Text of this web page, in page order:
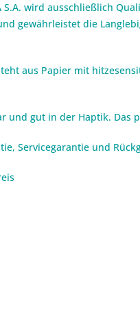
wird ausschließlich
gewährleistet die
aus Papier mit
und gut in der Haptik. Das
Servicegarantie und